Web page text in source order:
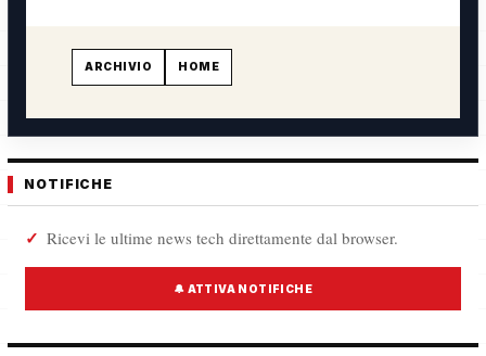
ARCHIVIO HOME
NOTIFICHE
Ricevi le ultime news tech direttamente dal browser.
🔔 ATTIVA NOTIFICHE